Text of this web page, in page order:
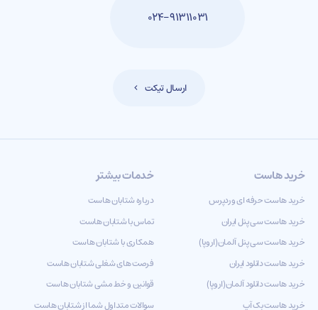
۰۲۴-۹۱۳۱۱۰۳۱
ارسال تیکت
خرید هاست
خرید هاست حرفه ای وردپرس
خرید هاست سی پنل ایران
خرید هاست سی پنل آلمان(اروپا)
خرید هاست دانلود ایران
خرید هاست دانلود آلمان(اروپا)
خرید هاست بک آپ
خدمات بیشتر
درباره شتابان هاست
تماس با شتابان هاست
همکاری با شتابان هاست
فرصت های شغلی شتابان هاست
قوانین و خط مشی شتابان هاست
سوالات متداول شما از شتابان هاست